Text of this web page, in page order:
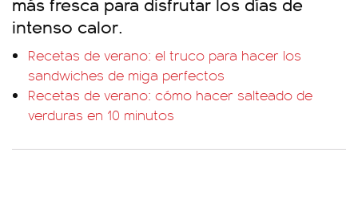
intenso calor.
Recetas de verano: el truco para hacer los
sandwiches de miga perfectos
Recetas de verano: cómo hacer salteado de
verduras en 10 minutos